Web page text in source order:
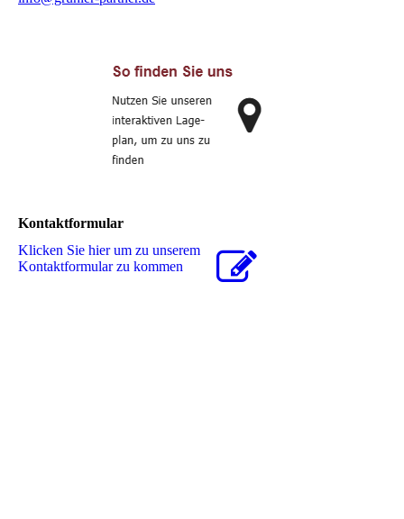
Kontaktformular
Klicken Sie hier um zu unserem
Kon­takt­for­mu­lar zu kommen